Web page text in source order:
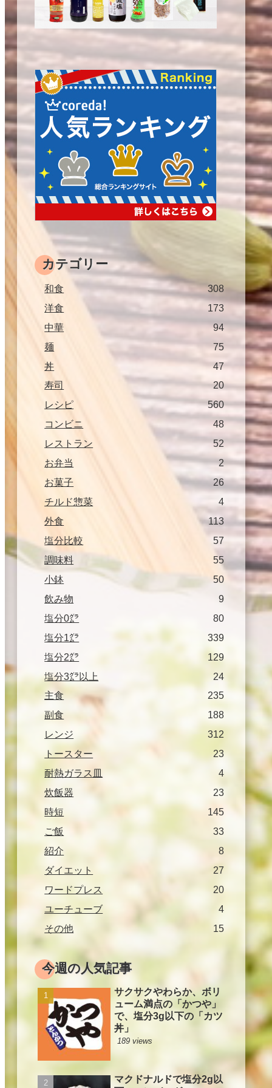
カテゴリー
和食
308
洋食
173
中華
94
麺
75
丼
47
寿司
20
レシピ
560
コンビニ
48
レストラン
52
お弁当
2
お菓子
26
チルド惣菜
4
外食
113
塩分比較
57
調味料
55
小鉢
50
飲み物
9
塩分0㌘
80
塩分1㌘
339
塩分2㌘
129
塩分3㌘以上
24
主食
235
副食
188
レンジ
312
トースター
23
耐熱ガラス皿
4
炊飯器
23
時短
145
ご飯
33
紹介
8
ダイエット
27
ワードプレス
20
ユーチューブ
4
その他
15
今週の人気記事
サクサクやわらか、ボリ
ューム満点の「かつや」
で、塩分3g以下の「カツ
丼」
189 views
マクドナルドで塩分2g以